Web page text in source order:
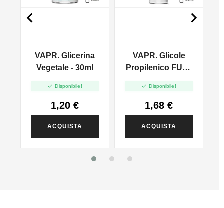
VAPR. Glicerina
Vegetale - 30ml
 Disponibile!
1,20 €
ACQUISTA
VAPR. Glicole
Propilenico FULL
 Disponibile!
1,68 €
ACQUISTA
 